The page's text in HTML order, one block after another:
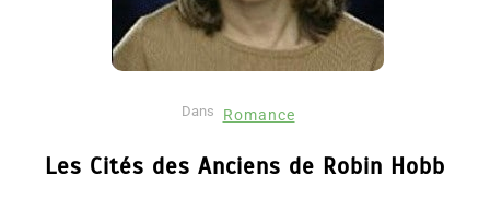
Dans Romance
Les Cités des Anciens de Robin Hobb